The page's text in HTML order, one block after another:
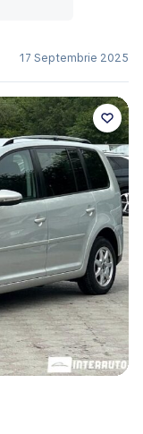
17 Septembrie 2025